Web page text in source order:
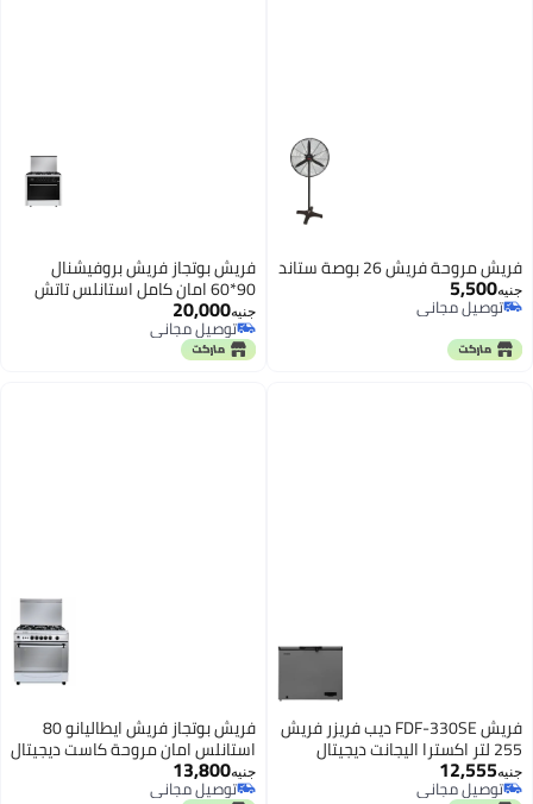
فريش مروحة فريش 26 بوصة ستاند
جنيه5,500
توصيل مجاني
توصيل مجاني
فريش بوتجاز فريش بروفيشنال
90*60 امان كامل استانلس تاتش
8130
جنيه20,000
توصيل مجاني
توصيل مجاني
فريش FDF-330SE ديب فريزر فريش
255 لتر اكسترا اليجانت ديجيتال
جنيه12,555
توصيل مجاني
فريش بوتجاز فريش ايطاليانو 80
استانلس امان مروحة كاست ديجيتال
12094
جنيه13,800
توصيل مجاني